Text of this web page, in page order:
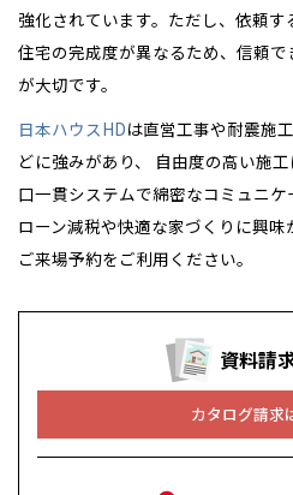
強化されています。ただし、依頼す
住宅の完成度が異なるため、信頼
が大切です。
日本ハウスHDは直営工事や耐震施
どに強みがあり、 自由度の高い施
口一貫システムで綿密なコミュニ
ローン減税や快適な家づくりに興
ご来場予約をご利用ください。
資料請
カタログ請求